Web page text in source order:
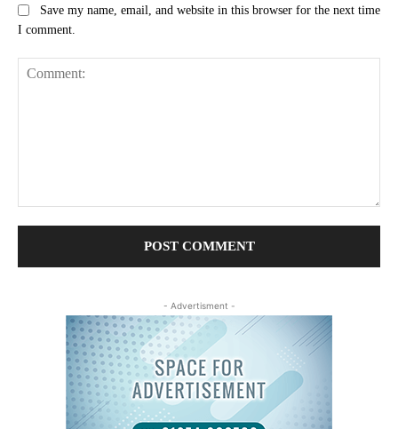
Save my name, email, and website in this browser for the next time
I comment.
- Advertisment -